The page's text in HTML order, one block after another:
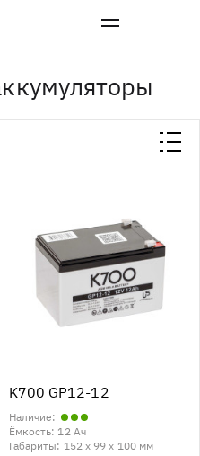
K700 GP12-12
Наличие:
Ёмкость: 12 Ач
Габариты: 152 x 99 x 100 мм